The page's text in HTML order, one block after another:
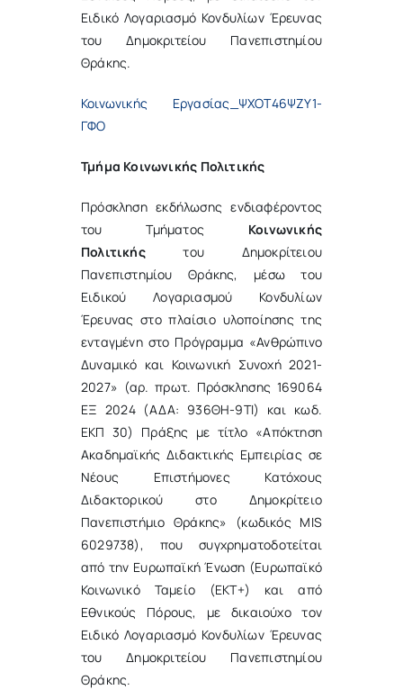
Ειδικό Λογαριασμό Κονδυλίων Έρευνας
του Δημοκριτείου Πανεπιστημίου
Θράκης.
Κοινωνικής Εργασίας_ΨΧΟΤ46ΨΖΥ1-
ΓΦΟ
Τμήμα Κοινωνικής Πολιτικής
Πρόσκληση εκδήλωσης ενδιαφέροντος
του Τμήματος Κοινωνικής
Πολιτικήςτου Δημοκρίτειου
Πανεπιστημίου Θράκης, μέσω του
Ειδικού Λογαριασμού Κονδυλίων
Έρευνας στο πλαίσιο υλοποίησης της
ενταγμένη στο Πρόγραμμα «Ανθρώπινο
Δυναμικό και Κοινωνική Συνοχή 2021-
2027» (αρ. πρωτ. Πρόσκλησης 169064
ΕΞ 2024 (ΑΔΑ: 936ΘΗ-9ΤΙ) και κωδ.
ΕΚΠ 30) Πράξης με τίτλο «Απόκτηση
Ακαδημαϊκής Διδακτικής Εμπειρίας σε
Νέους Επιστήμονες Κατόχους
Διδακτορικού στο Δημοκρίτειο
Πανεπιστήμιο Θράκης» (κωδικός MIS
6029738), που συγχρηματοδοτείται
από την Ευρωπαϊκή Ένωση (Ευρωπαϊκό
Κοινωνικό Ταμείο (ΕΚΤ+) και από
Εθνικούς Πόρους, με δικαιούχο τον
Ειδικό Λογαριασμό Κονδυλίων Έρευνας
του Δημοκριτείου Πανεπιστημίου
Θράκης.